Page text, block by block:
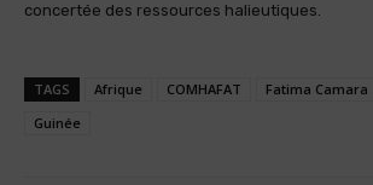
concertée des ressources halieutiques.
TAGS Afrique COMHAFAT Fatima Camara
Guinée